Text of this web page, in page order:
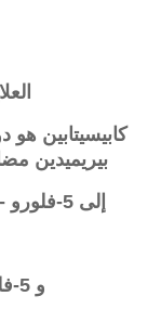
كابيسيتابين هو
بيريميدين
إلى 5-فلورو -2′-ديوكسيوريدين-5-مونوفوسفات
و 5-فلوروريدين ثلاثي الفوسفات